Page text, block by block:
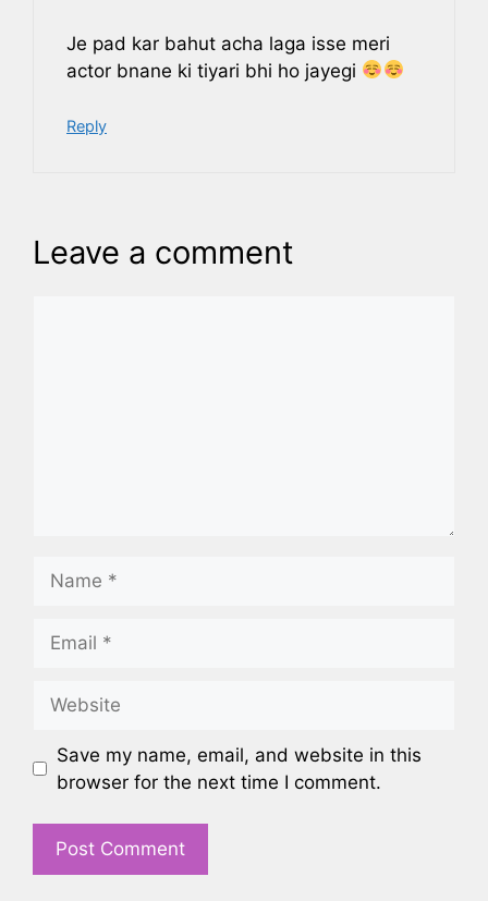
Je pad kar bahut acha laga isse meri
actor bnane ki tiyari bhi ho jayegi
Reply
Leave a comment
Save my name, email, and website in this
browser for the next time I comment.